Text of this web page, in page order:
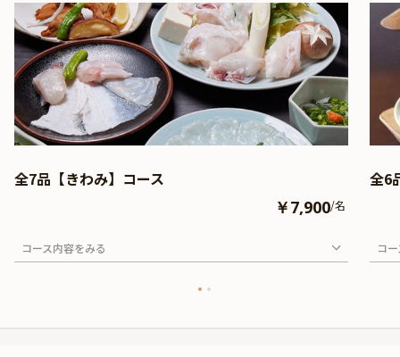
全7品【きわみ】コース
￥7,900/名
コース内容をみる
全6
コ